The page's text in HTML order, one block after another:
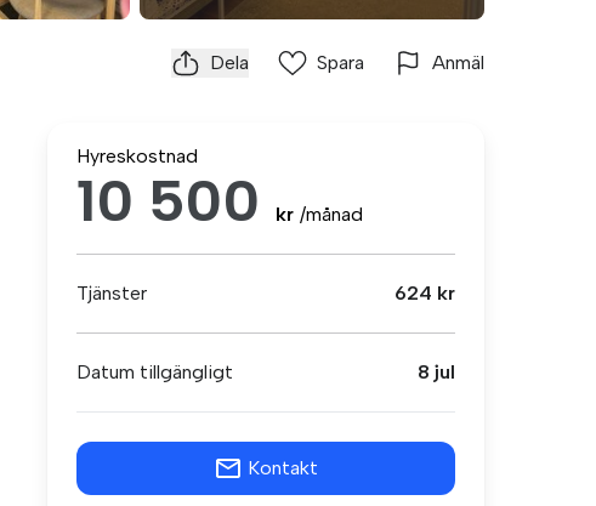
Dela Spara Anmäl
Hyreskostnad
10 500 kr /månad
Tjänster 624 kr
Datum tillgängligt 8 jul
Kontakt